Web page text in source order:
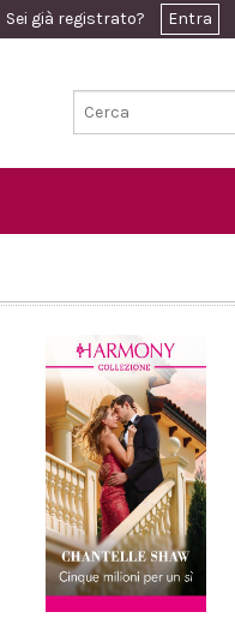
Sei già registrato? Entra